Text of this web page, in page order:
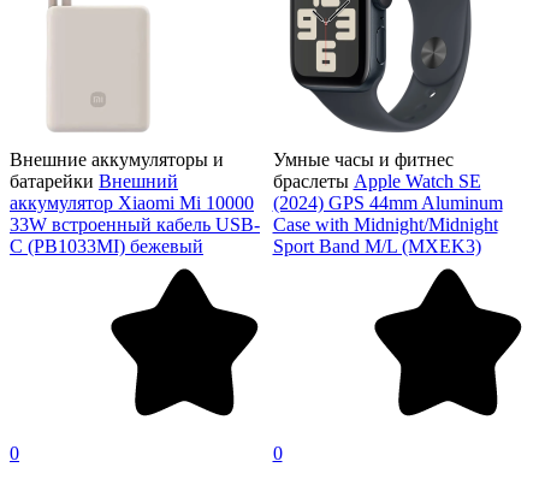
Внешние аккумуляторы и
батарейки Внешний
аккумулятор Xiaomi Mi 10000
33W встроенный кабель USB-
C (PB1033MI) бежевый
0
Умные часы и фитнес
браслеты Apple Watch SE
(2024) GPS 44mm Aluminum
Case with Midnight/Midnight
Sport Band M/L (MXEK3)
0